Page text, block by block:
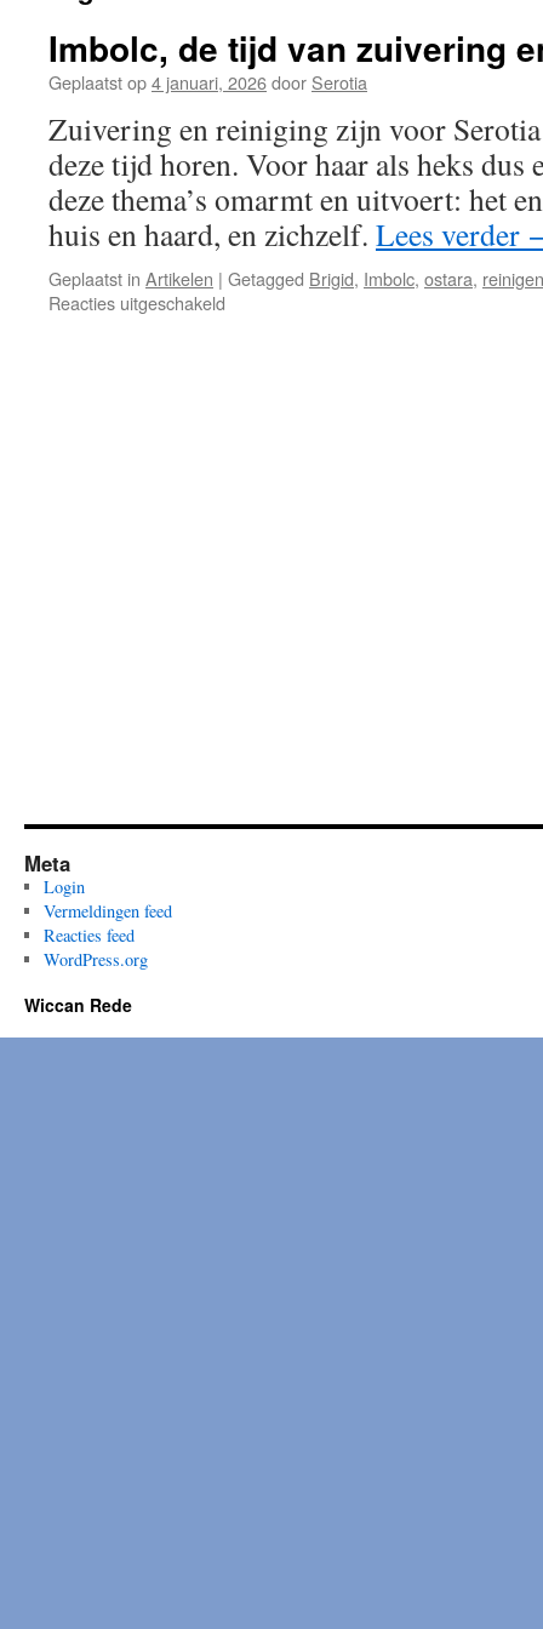
Imbolc, de tijd van zuivering
Geplaatst op4 januari, 2026door Serotia
Zuivering en reiniging zijn voor
deze tijd horen. Voor haar als heks dus
deze thema’s omarmt en uitvoert: het
huis en haard, en zichzelf. Lees verder
Geplaatst in Artikelen | Getagged Brigid, Imbolc, ostara, reinigen
Reacties uitgeschakeld
Meta
Login
Vermeldingen feed
Reacties feed
WordPress.org
Wiccan Rede